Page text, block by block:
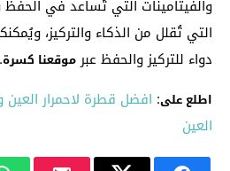
والفيتامينات التي تُساعد في الحفظ
التي تُقلل من الذكاء والتركيز،
دواء للتركيز والحفظ عبر موقعنا كسرة.
اطلع على: افضل قطرة لاحمرار العين
العين